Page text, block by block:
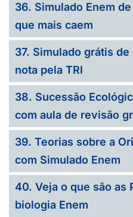
36. Simulado Enem
que mais caem
37. Simulado grátis
nota pela TRI
38. Sucessão
com aula de revisão
39. Teorias sobre a
com Simulado Enem
40. Veja o que são as
biologia Enem